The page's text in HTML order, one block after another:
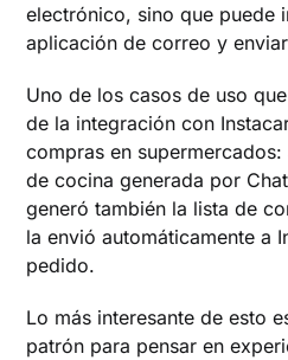
electrónico, sino que puede
aplicación de correo y
Uno de los casos de uso
de la integración con
compras en
de cocina generada por
generó también la lista de
la envió automáticamente a
pedido.
Lo más interesante de esto
patrón para pensar en